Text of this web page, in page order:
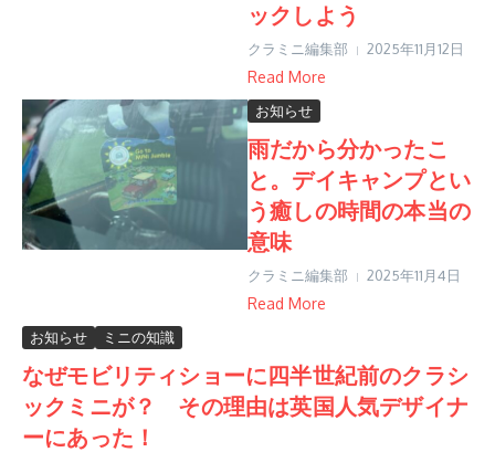
ックしよう
クラミニ編集部 2025年11月12日
Read More
お知らせ
雨だから分かったこ
と。デイキャンプとい
う癒しの時間の本当の
意味
クラミニ編集部 2025年11月4日
Read More
お知らせ ミニの知識
なぜモビリティショーに四半世紀前のクラシ
ックミニが？ その理由は英国人気デザイナ
ーにあった！